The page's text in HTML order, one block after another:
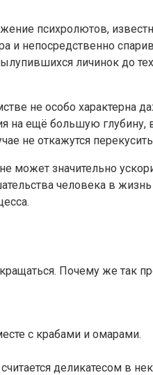
психролютов,
непосредственно
личинок до
не особо характерна
на ещё большую
не откажутся
значительно
человека в
Почему же так
с крабами и омарами.
деликатесом в